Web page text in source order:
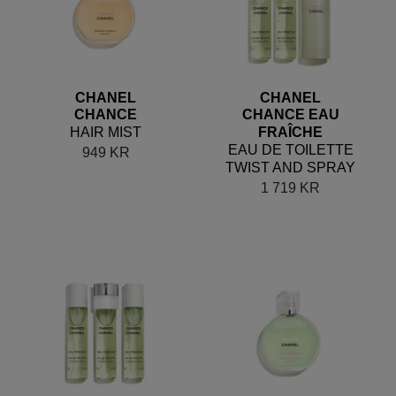
CHANEL
CHANCE
HAIR MIST
949 KR
CHANEL
CHANCE EAU
FRAÎCHE
EAU DE TOILETTE
TWIST AND SPRAY
1 719 KR